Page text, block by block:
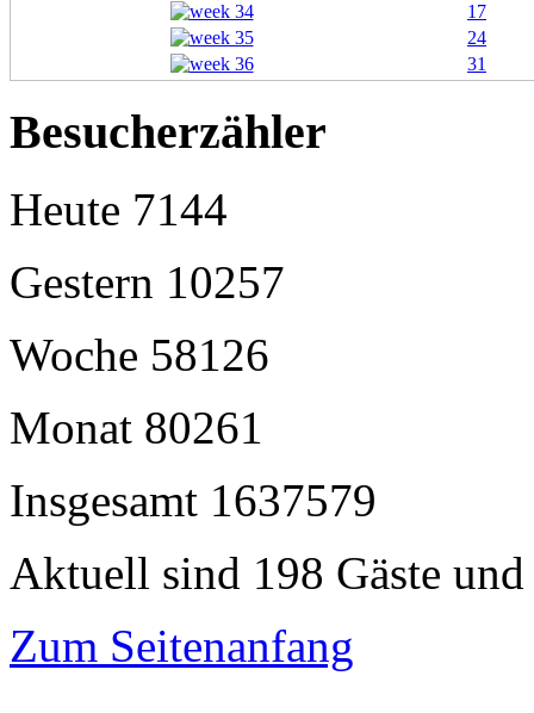
17
24
31
Besucherzähler
Heute 7144
Gestern 10257
Woche 58126
Monat 80261
Insgesamt 1637579
Aktuell sind 198 Gäste
Zum Seitenanfang